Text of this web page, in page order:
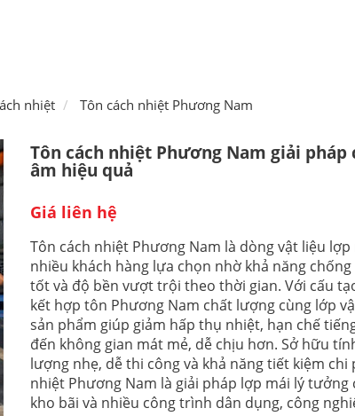
nhiệt Tôn cách nhiệt Phương Nam
Tôn cách nhiệt Phương Nam giải pháp
âm hiệu quả
Giá liên hệ
Tôn cách nhiệt Phương Nam là dòng vật liệu
nhiều khách hàng lựa chọn nhờ khả năng
tốt và độ bền vượt trội theo thời gian. Với cấu
kết hợp tôn Phương Nam chất lượng cùng lớp
sản phẩm giúp giảm hấp thụ nhiệt, hạn chế
đến không gian mát mẻ, dễ chịu hơn. Sở hữu
lượng nhẹ, dễ thi công và khả năng tiết kiệm chi
nhiệt Phương Nam là giải pháp lợp mái lý tưởng
kho bãi và nhiều công trình dân dụng, công